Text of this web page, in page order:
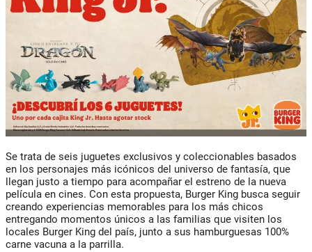
Se trata de seis juguetes exclusivos y coleccionables basados
en los personajes más icónicos del universo de fantasía, que
llegan justo a tiempo para acompañar el estreno de la nueva
película en cines. Con esta propuesta, Burger King busca seguir
creando experiencias memorables para los más chicos
entregando momentos únicos a las familias que visiten los
locales Burger King del país, junto a sus hamburguesas 100%
carne vacuna a la parrilla.